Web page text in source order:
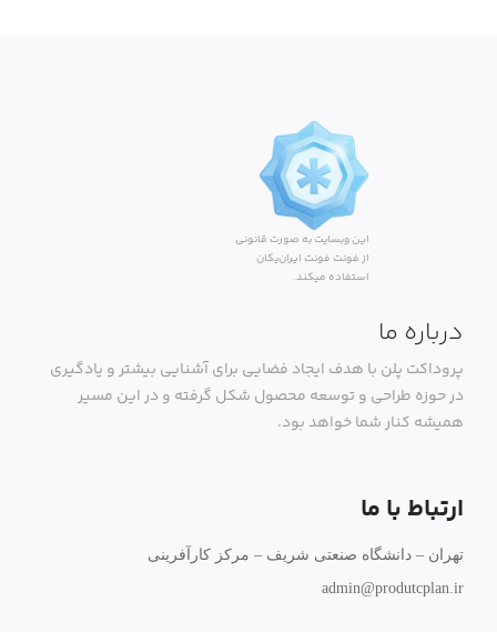
درباره ما
پروداکت پلن با هدف ایجاد فضایی برای آشنایی بیشتر و یادگیری
در حوزه طراحی و توسعه محصول شکل گرفته و در این مسیر
همیشه کنار شما خواهد بود.
ارتباط با ما
تهران – دانشگاه صنعتی شریف – مرکز کارآفرینی
admin@produtcplan.ir
این وبسایت به صورت قانونی
از فونت فونت ایران‌یکان
استفاده میکند.